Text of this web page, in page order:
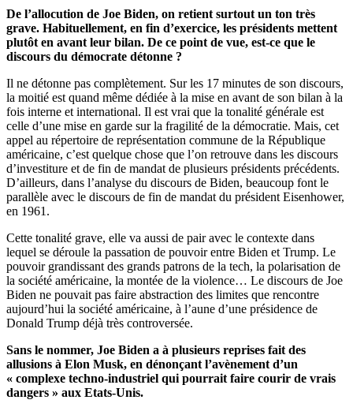
De l’allocution de Joe Biden, on retient surtout un ton très
grave. Habituellement, en fin d’exercice, les présidents mettent
plutôt en avant leur bilan. De ce point de vue, est-ce que le
discours du démocrate détonne ?
Il ne détonne pas complètement. Sur les 17 minutes de son discours,
la moitié est quand même dédiée à la mise en avant de son bilan à la
fois interne et international. Il est vrai que la tonalité générale est
celle d’une mise en garde sur la fragilité de la démocratie. Mais, cet
appel au répertoire de représentation commune de la République
américaine, c’est quelque chose que l’on retrouve dans les discours
d’investiture et de fin de mandat de plusieurs présidents précédents.
D’ailleurs, dans l’analyse du discours de Biden, beaucoup font le
parallèle avec le discours de fin de mandat du président Eisenhower,
en 1961.
Cette tonalité grave, elle va aussi de pair avec le contexte dans
lequel se déroule la passation de pouvoir entre Biden et Trump. Le
pouvoir grandissant des grands patrons de la tech, la polarisation de
la société américaine, la montée de la violence… Le discours de Joe
Biden ne pouvait pas faire abstraction des limites que rencontre
aujourd’hui la société américaine, à l’aune d’une présidence de
Donald Trump déjà très controversée.
Sans le nommer, Joe Biden a à plusieurs reprises fait des
allusions à Elon Musk, en dénonçant l’avènement d’un
« complexe techno-industriel qui pourrait faire courir de vrais
dangers » aux Etats-Unis.